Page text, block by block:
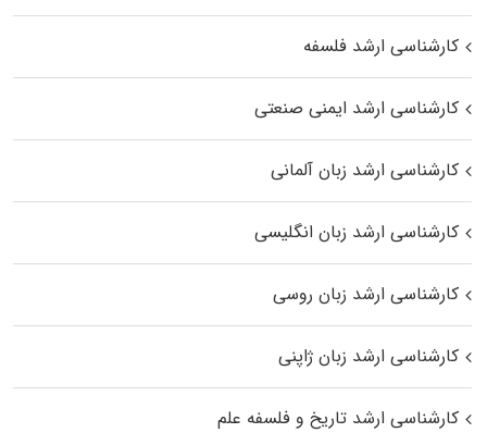
کارشناسی ارشد فلسفه
کارشناسی ارشد ایمنی صنعتی
کارشناسی ارشد زبان آلمانی
کارشناسی ارشد زبان انگلیسی
کارشناسی ارشد زبان روسی
کارشناسی ارشد زبان ژاپنی
کارشناسی ارشد تاریخ و فلسفه علم